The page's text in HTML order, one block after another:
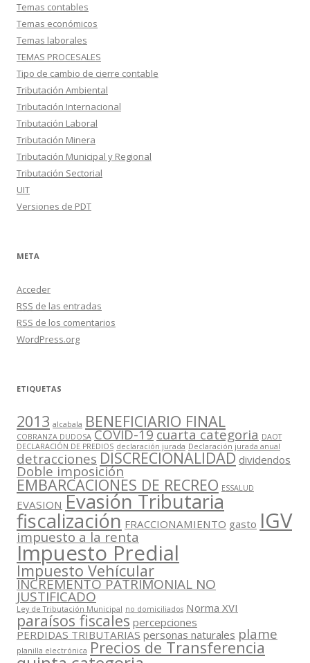
Temas contables
Temas económicos
Temas laborales
TEMAS PROCESALES
Tipo de cambio de cierre contable
Tributación Ambiental
Tributación Internacional
Tributación Laboral
Tributación Minera
Tributación Municipal y Regional
Tributación Sectorial
UIT
Versiones de PDT
META
Acceder
RSS de las entradas
RSS de los comentarios
WordPress.org
ETIQUETAS
2013 alcabala BENEFICIARIO FINAL
COBRANZA DUDOSA COVID-19cuarta categoria DAOT
DECLARACIÓN DE PREDIOS declaración jurada Declaración jurada anual
detracciones DISCRECIONALIDAD dividendos
Doble imposición
EMBARCACIONES DE RECREO ESSALUD
EVASION Evasión Tributaria
fiscalización FRACCIONAMIENTO gasto IGV
impuesto a la renta
Impuesto Predial
Impuesto Vehícular
INCREMENTO PATRIMONIAL NO
JUSTIFICADO
Ley de Tributación Municipal no domiciliados Norma XVI
paraísos fiscales percepciones
PERDIDAS TRIBUTARIAS personas naturales plame
planilla electrónica Precios de Transferencia